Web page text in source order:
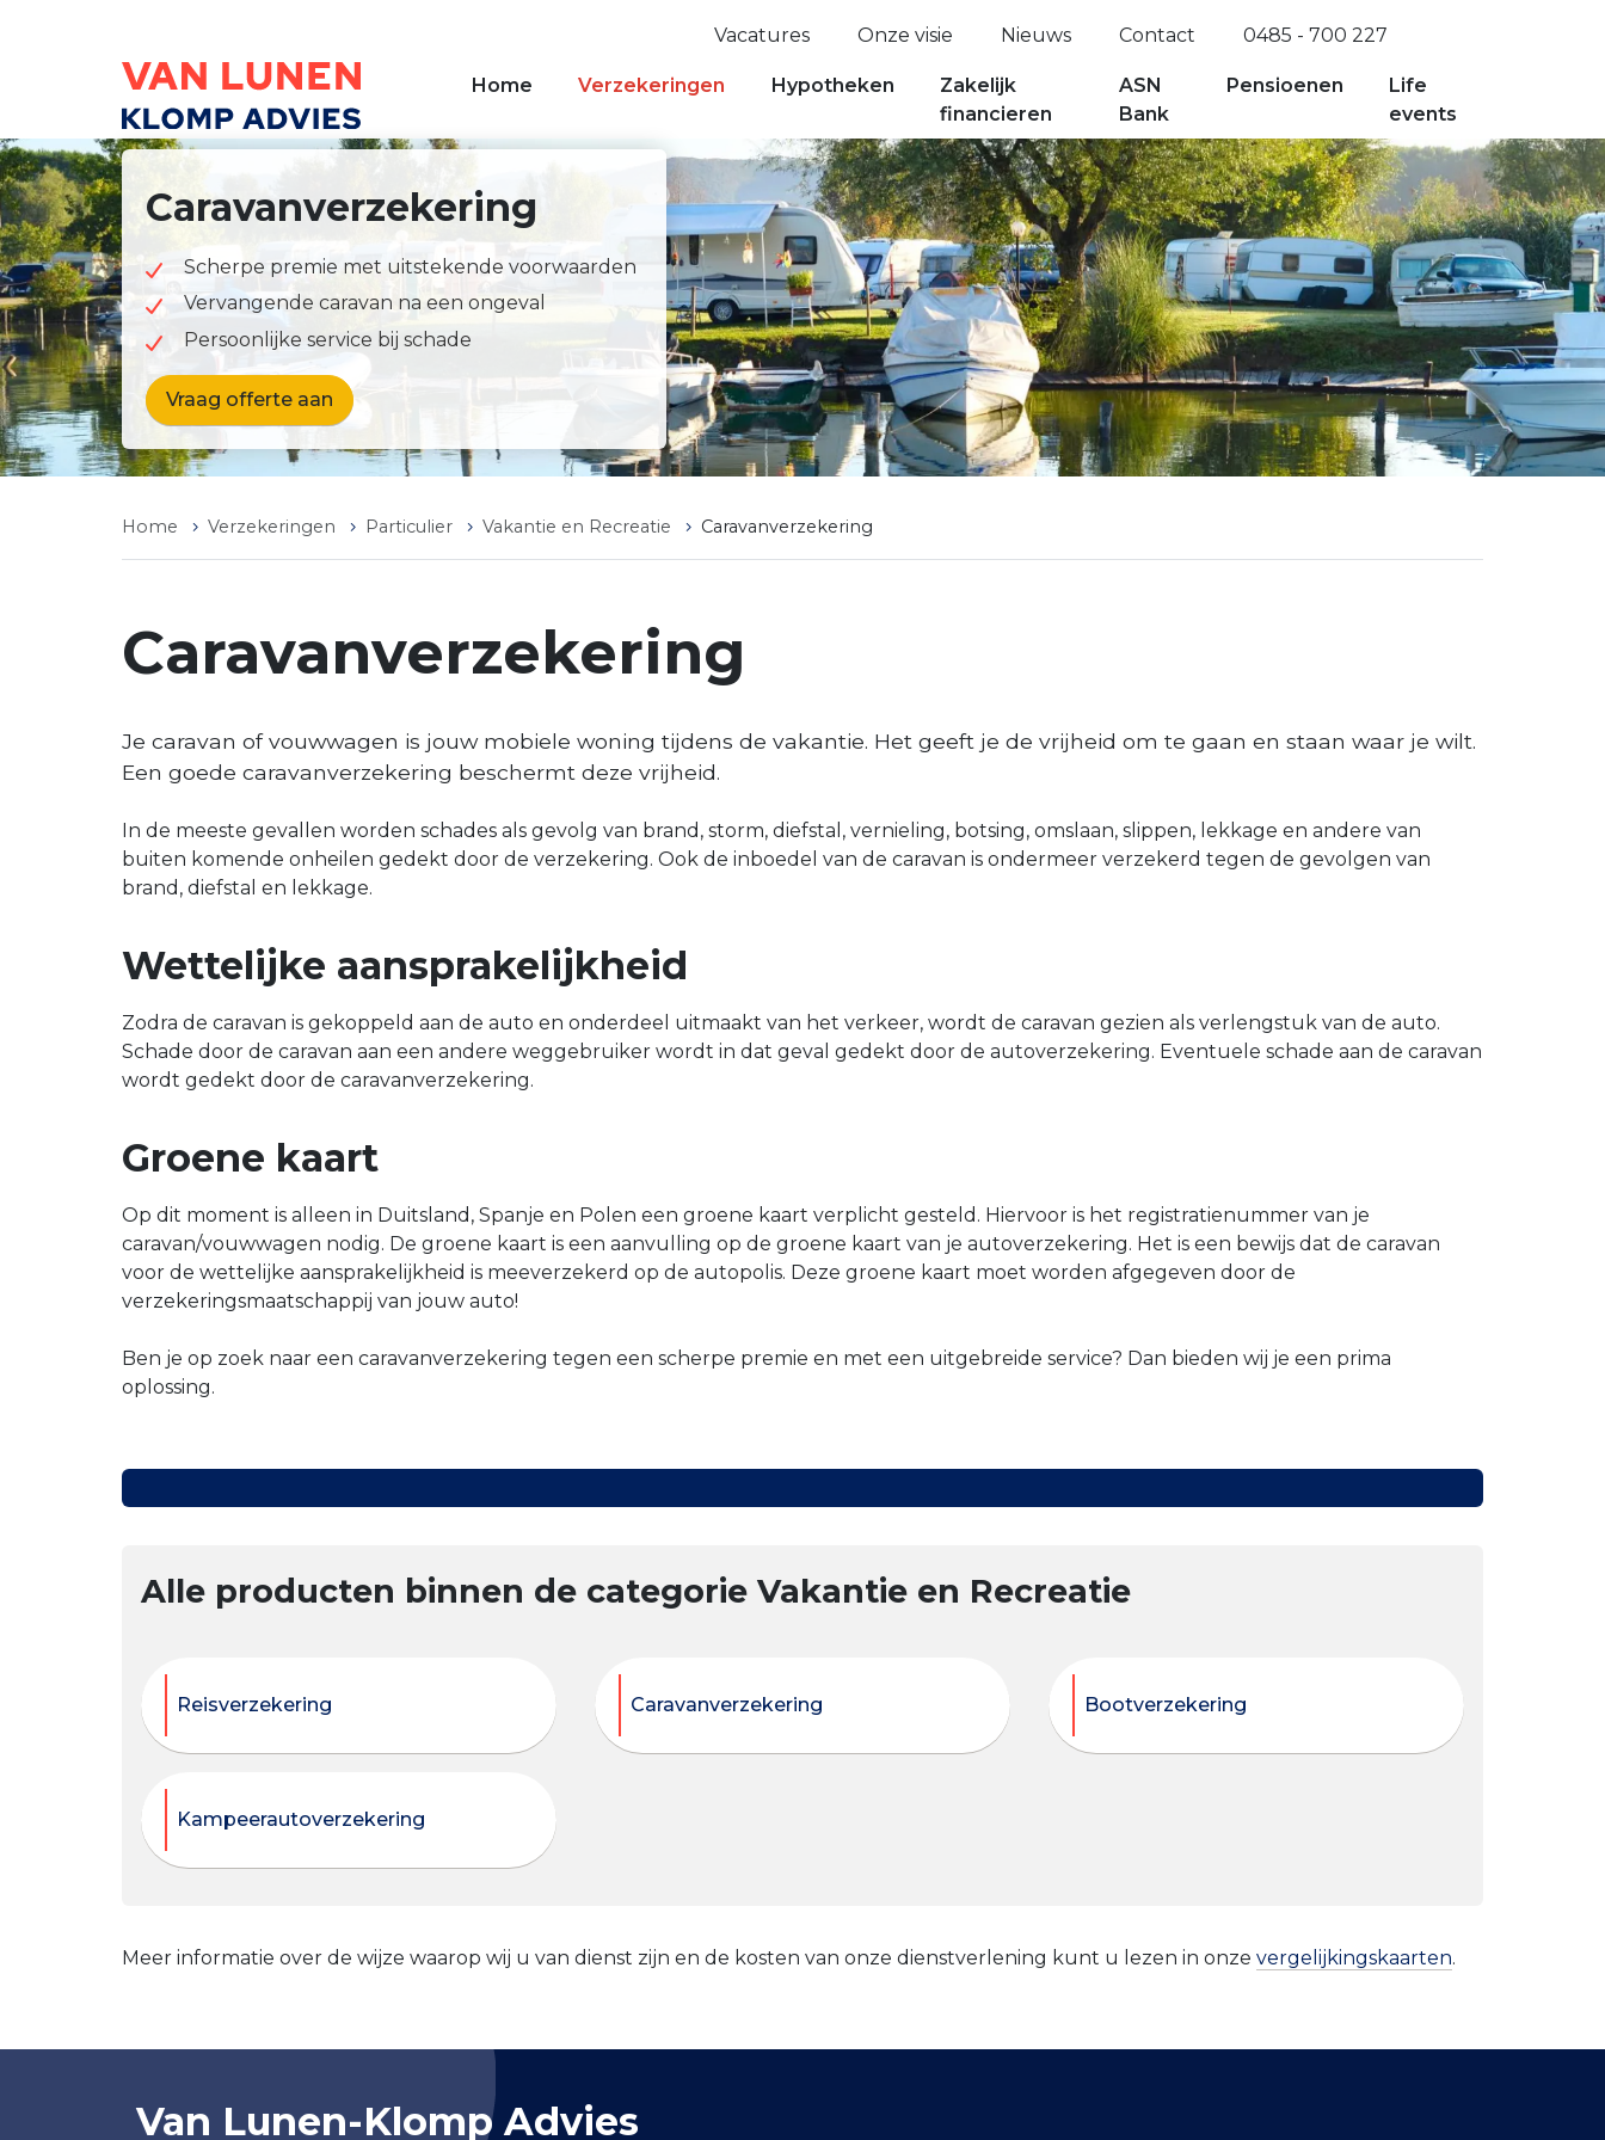
Vacatures
Onze visie Nieuws Contact 0485 - 700 227
Home Verzekeringen Hypotheken
Zakelijk
financieren
ASN
Bank
Pensioenen
Life
events
Caravanverzekering
Scherpe premie met uitstekende voorwaarden
Vervangende caravan na een ongeval
Persoonlijke service bij schade
Vraag offerte aan
Home Verzekeringen Particulier Vakantie en Recreatie Caravanverzekering
Caravanverzekering
Je caravan of vouwwagen is jouw mobiele woning tijdens de vakantie. Het geeft je de vrijheid om te gaan en staan waar je wilt.
Een goede caravanverzekering beschermt deze vrijheid.
In de meeste gevallen worden schades als gevolg van brand, storm, diefstal, vernieling, botsing, omslaan, slippen, lekkage en andere van
buiten komende onheilen gedekt door de verzekering. Ook de inboedel van de caravan is ondermeer verzekerd tegen de gevolgen van
brand, diefstal en lekkage.
Wettelijke aansprakelijkheid
Zodra de caravan is gekoppeld aan de auto en onderdeel uitmaakt van het verkeer, wordt de caravan gezien als verlengstuk van de auto.
Schade door de caravan aan een andere weggebruiker wordt in dat geval gedekt door de autoverzekering. Eventuele schade aan de caravan
wordt gedekt door de caravanverzekering.
Groene kaart
Op dit moment is alleen in Duitsland, Spanje en Polen een groene kaart verplicht gesteld. Hiervoor is het registratienummer van je
caravan/vouwwagen nodig. De groene kaart is een aanvulling op de groene kaart van je autoverzekering. Het is een bewijs dat de caravan
voor de wettelijke aansprakelijkheid is meeverzekerd op de autopolis. Deze groene kaart moet worden afgegeven door de
verzekeringsmaatschappij van jouw auto!
Ben je op zoek naar een caravanverzekering tegen een scherpe premie en met een uitgebreide service? Dan bieden wij je een prima
oplossing.
Alle producten binnen de categorie Vakantie en Recreatie
Reisverzekering Caravanverzekering Bootverzekering
Kampeerautoverzekering
Meer informatie over de wijze waarop wij u van dienst zijn en de kosten van onze dienstverlening kunt u lezen in onze vergelijkingskaarten.
Van Lunen-Klomp Advies